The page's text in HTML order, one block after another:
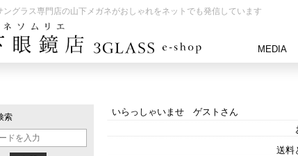
ングラス専門店の山下メガネがおしゃれをネットでも発信しています
MEDIA
索
いらっしゃいませ ゲストさん
送料